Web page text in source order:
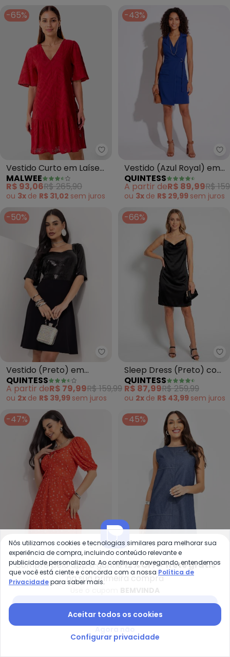
-65%
Malwee - Vestido Curto em
Vestido Curto em Laíse
(Vermelho Escuro)
MALWEE
R$ 93,06R$ 265,90
ou 3x de R$ 31,02 sem juros
-43%
Vestido (Azul Royal) em
Bengaline
QUINTESS
A partir deR$ 89,99R$
ou 3x de R$ 29,99 sem juros
-50%
Quintess - Vestido (Preto) em
Vestido (Preto) em
Paetê e Malha de Viscose
QUINTESS
A partir deR$ 79,99R$ 159,99
ou 2x de R$ 39,99 sem juros
-66%
Sleep Dress (Preto) com
Alças de Corrente
QUINTESS
R$ 87,99R$ 259,99
ou 2x de R$ 43,99 sem juros
-47%
Quintess - Vestido Curto
Vestido Curto Liberty
Vermelho com Mangas
Quadrado
QUINTESS
-45%
Vestido (Azul) em Jeans
-50%
Compre pelo app e ganhe12% OFF + frete grátis
na sua primeira compra
Nós utilizamos cookies e tecnologias similares para melhorar sua
experiência de compra, incluindo conteúdo relevante e
publicidade personalizada. Ao continuar navegando, entendemos
que você está ciente e concorda com a nossa Política de
Privacidadepara saber mais.
Aceitar todos os cookies
Configurar privacidade